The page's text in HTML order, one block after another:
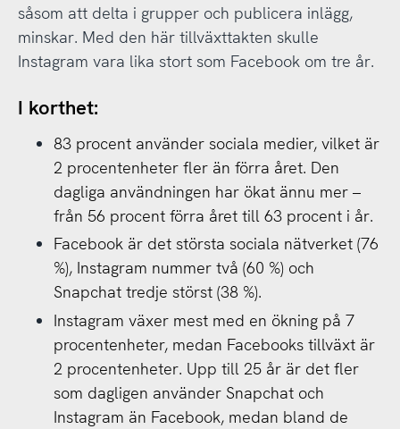
såsom att delta i grupper och publicera inlägg,
minskar. Med den här tillväxttakten skulle
Instagram vara lika stort som Facebook om tre år.
I korthet:
83 procent använder sociala medier, vilket är
2 procentenheter fler än förra året. Den
dagliga användningen har ökat ännu mer –
från 56 procent förra året till 63 procent i år.
Facebook är det största sociala nätverket (76
%), Instagram nummer två (60 %) och
Snapchat tredje störst (38 %).
Instagram växer mest med en ökning på 7
procentenheter, medan Facebooks tillväxt är
2 procentenheter. Upp till 25 år är det fler
som dagligen använder Snapchat och
Instagram än Facebook, medan bland de